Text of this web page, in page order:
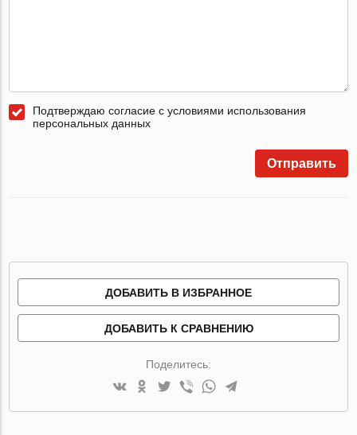
Подтверждаю согласие с условиями использования
персональных данных
Отправить
ДОБАВИТЬ В ИЗБРАННОЕ
ДОБАВИТЬ К СРАВНЕНИЮ
Поделитесь: